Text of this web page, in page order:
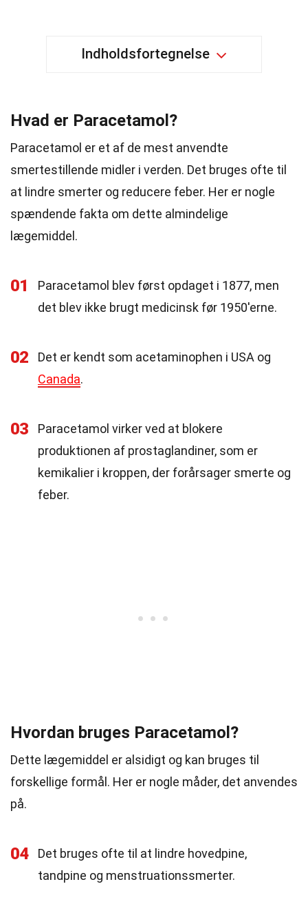
Indholdsfortegnelse
Hvad er Paracetamol?
Paracetamol er et af de mest anvendte
smertestillende midler i verden. Det bruges ofte til
at lindre smerter og reducere feber. Her er nogle
spændende fakta om dette almindelige
lægemiddel.
01
Paracetamol blev først opdaget i 1877, men
det blev ikke brugt medicinsk før 1950'erne.
02
Det er kendt som acetaminophen i USA og
Canada.
03
Paracetamol virker ved at blokere
produktionen af prostaglandiner, som er
kemikalier i kroppen, der forårsager smerte og
feber.
Hvordan bruges Paracetamol?
Dette lægemiddel er alsidigt og kan bruges til
forskellige formål. Her er nogle måder, det anvendes
på.
04
Det bruges ofte til at lindre hovedpine,
tandpine og menstruationssmerter.